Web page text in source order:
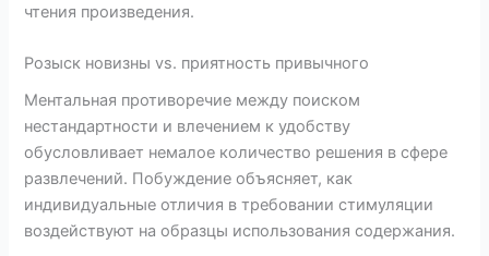
чтения произведения.
Розыск новизны vs. приятность привычного
Ментальная противоречие между поиском
нестандартности и влечением к удобству
обусловливает немалое количество решения в сфере
развлечений. Побуждение объясняет, как
индивидуальные отличия в требовании стимуляции
воздействуют на образцы использования содержания.